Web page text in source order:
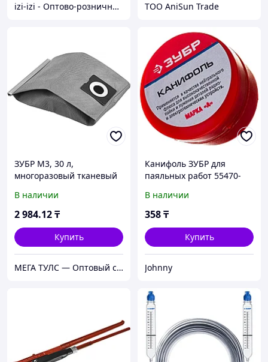
izi-izi - Оптово-розничный Склад - товары на заказ до двери! Cамые уникальные и полезные товары. ТОО AniSun Trade
ЗУБР М3, 30 л,
многоразовый тканевый
В наличии
2 984.12₸
Купить
МЕГА ТУЛС — Оптовый строительный магазин!
Канифоль ЗУБР для
паяльных работ 55470-
В наличии
358₸
Купить
Johnny